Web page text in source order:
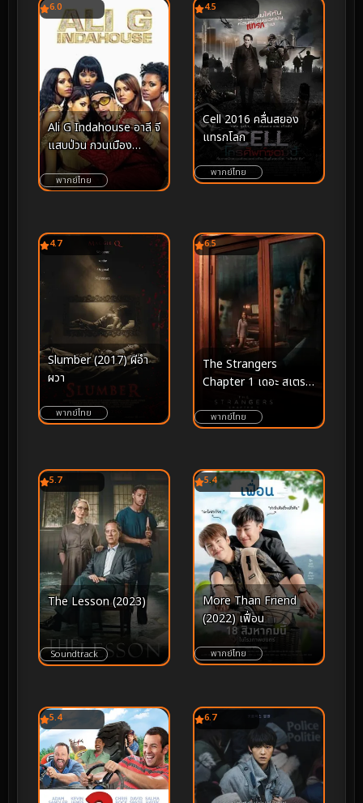
6.0
Ali G Indahouse อาลี จี
แสบป่วน กวนเมือง
(2002)
พากย์ไทย
4.5
Cell 2016 คลื่นสยอง
แทรกโลก
พากย์ไทย
4.7
Slumber (2017) ผีอำ
ผวา
พากย์ไทย
6.5
The Strangers
Chapter 1 เดอะ สเตรน
เจอร์ส อำมหิตฆ่าไม่สน
(2024)
พากย์ไทย
5.7
The Lesson (2023)
Soundtrack
5.4
More Than Friend
(2022) เฟื่อน
พากย์ไทย
5.4 6.7